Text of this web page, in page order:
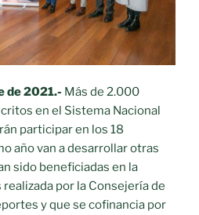
de 2021.- Más de 2.000
en el Sistema Nacional
participar en los 18
año van a desarrollar otras
sido beneficiadas en la
por la Consejería de
y que se cofinancia por